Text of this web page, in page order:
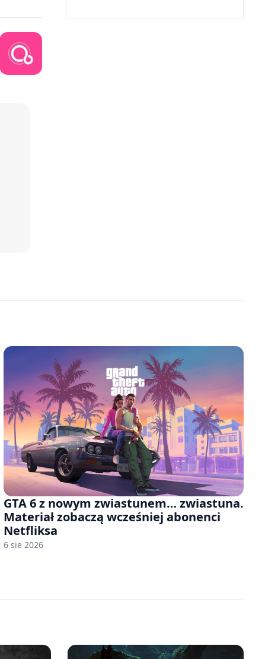
GTA 6 z nowym zwiastunem… zwiastuna.
Materiał zobaczą wcześniej abonenci
Netfliksa
6 sie 2026